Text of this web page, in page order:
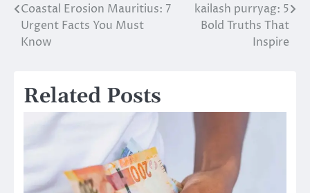
Post
navigation
Coastal Erosion Mauritius: 7
Urgent Facts You Must
Know
kailash purryag: 5
Bold Truths That
Inspire
Related Posts